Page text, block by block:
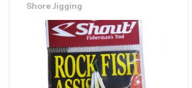
Shore Jigging